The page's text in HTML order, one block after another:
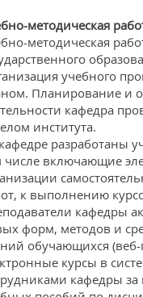
методическая
методическая
учебного
Планирование и
кафедра
института.
разработаны
числе включающие
к выполнению
кафедры
форм, методов и
обучающихся
курсы в
кафедры